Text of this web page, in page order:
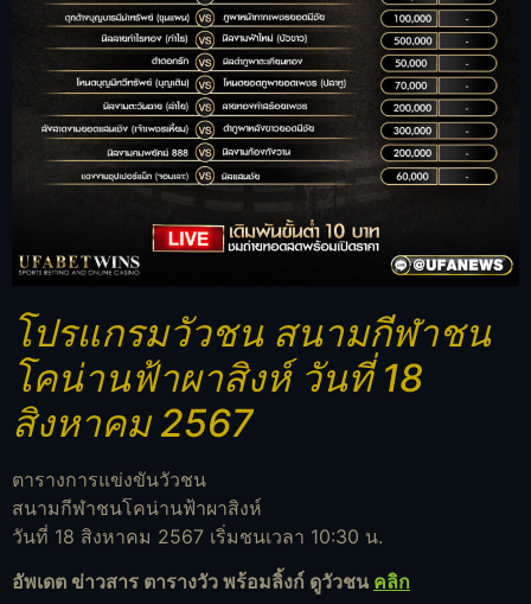
โปรแกรมวัวชน สนามกีฬาชน
โคน่านฟ้าผาสิงห์ วันที่ 18
สิงหาคม 2567
ตารางการแข่งขันวัวชน
สนามกีฬาชนโคน่านฟ้าผาสิงห์
วันที่ 18 สิงหาคม 2567 เริ่มชนเวลา 10:30 น.
อัพเดต ข่าวสาร ตารางวัว พร้อมลิ้งก์ ดูวัวชน คลิก